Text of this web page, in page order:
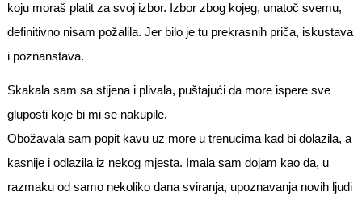
koju moraš platit za svoj izbor. Izbor zbog kojeg, unatoč svemu,
definitivno nisam požalila. Jer bilo je tu prekrasnih priča, iskustava
i poznanstava.
Skakala sam sa stijena i plivala, puštajući da more ispere sve
gluposti koje bi mi se nakupile.
Obožavala sam popit kavu uz more u trenucima kad bi dolazila, a
kasnije i odlazila iz nekog mjesta. Imala sam dojam kao da, u
razmaku od samo nekoliko dana sviranja, upoznavanja novih ljudi